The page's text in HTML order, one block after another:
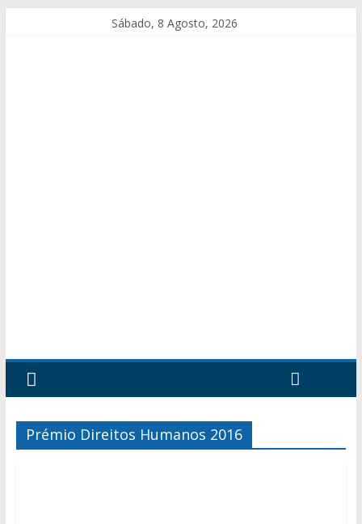
Sábado, 8 Agosto, 2026
Prémio Direitos Humanos 2016